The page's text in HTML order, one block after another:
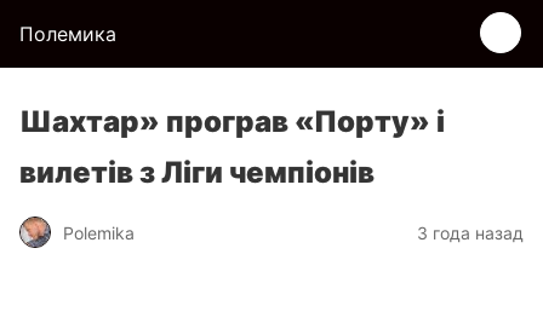
Полемика
Шахтар» програв «Порту» і
вилетів з Ліги чемпіонів
Polemika 3 года назад